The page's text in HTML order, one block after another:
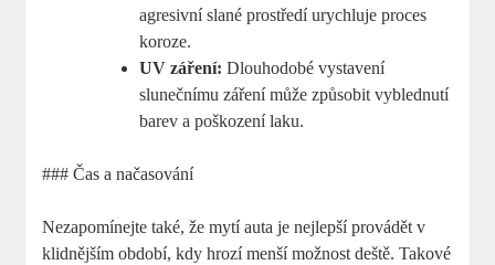
agresivní slané prostředí urychluje proces
koroze.
UV záření: Dlouhodobé vystavení
slunečnímu záření může způsobit vyblednutí
barev a poškození laku.
### Čas a načasování
Nezapomínejte také, že mytí auta je nejlepší provádět v
klidnějším období, kdy hrozí menší možnost deště. Takové